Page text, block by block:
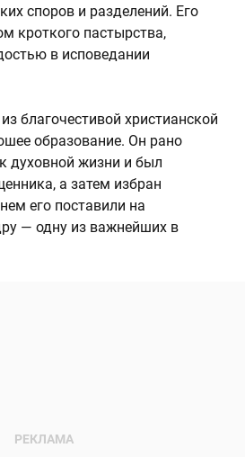
споров и разделений. Его
кроткого пастырства,
в исповедании
благочестивой христианской
образование. Он рано
духовной жизни и был
а затем избран
его поставили на
— одну из важнейших в